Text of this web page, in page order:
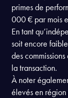
primes de
000 € par mois
En tant
soit encore
des
la transaction.
À noter
élevés en région